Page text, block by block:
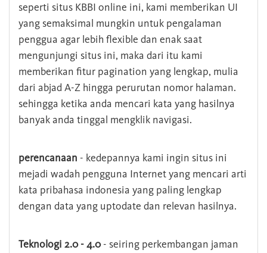
seperti situs KBBI online ini, kami memberikan UI
yang semaksimal mungkin untuk pengalaman
penggua agar lebih flexible dan enak saat
mengunjungi situs ini, maka dari itu kami
memberikan fitur pagination yang lengkap, mulia
dari abjad A-Z hingga perurutan nomor halaman.
sehingga ketika anda mencari kata yang hasilnya
banyak anda tinggal mengklik navigasi.
perencanaan - kedepannya kami ingin situs ini
mejadi wadah pengguna Internet yang mencari arti
kata pribahasa indonesia yang paling lengkap
dengan data yang uptodate dan relevan hasilnya.
Teknologi 2.0 - 4.0- seiring perkembangan jaman